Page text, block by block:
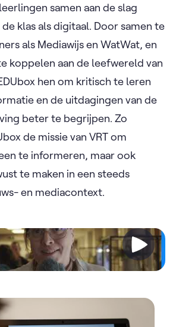
samen aan de slag
klas als digitaal. Door samen te
als Mediawijs en WatWat, en
koppelen aan de leefwereld van
hen om kritisch te leren
en de uitdagingen van de
beter te begrijpen. Zo
de missie van VRT om
te informeren, maar ook
te maken in een steeds
en mediacontext.